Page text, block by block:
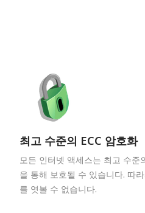
최고 수준의 ECC 암호화
모든 인터넷 액세스는 최고 수준
을 통해 보호될 수 있습니다. 따
를 엿볼 수 없습니다.